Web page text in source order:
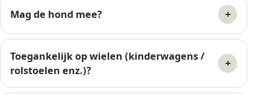
Mag de hond mee?
Toegankelijk op wielen (kinderwagens /
rolstoelen enz.)?